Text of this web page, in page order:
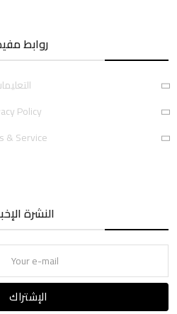
روابط
Policy
& Service
النشرة
الإشتراك